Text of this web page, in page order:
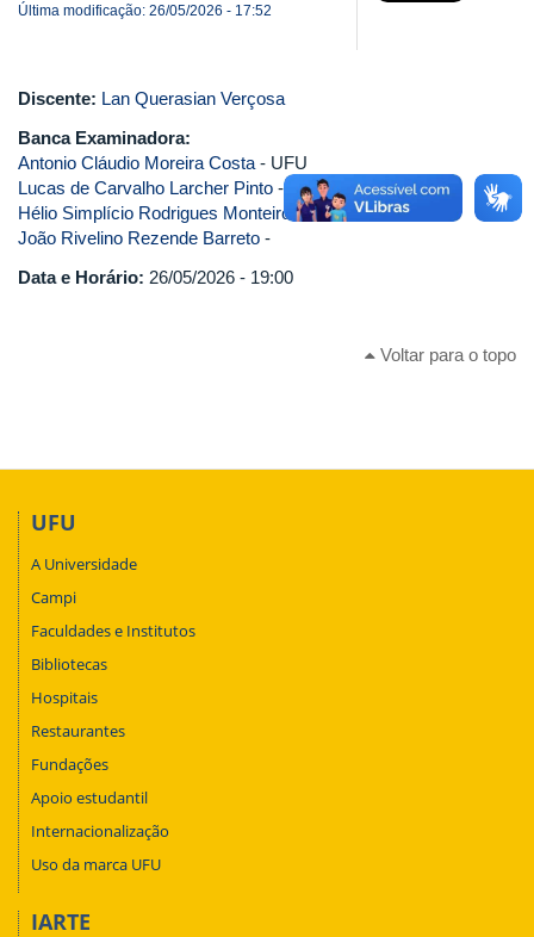
Última modificação: 26/05/2026 - 17:52
Discente: Lan Querasian Verçosa
Banca Examinadora:
Antonio Cláudio Moreira Costa - UFU
Lucas de Carvalho Larcher Pinto - UFU
Hélio Simplício Rodrigues Monteiro -
João Rivelino Rezende Barreto -
Data e Horário: 26/05/2026 - 19:00
Voltar para o topo
UFU
A Universidade
Campi
Faculdades e Institutos
Bibliotecas
Hospitais
Restaurantes
Fundações
Apoio estudantil
Internacionalização
Uso da marca UFU
IARTE